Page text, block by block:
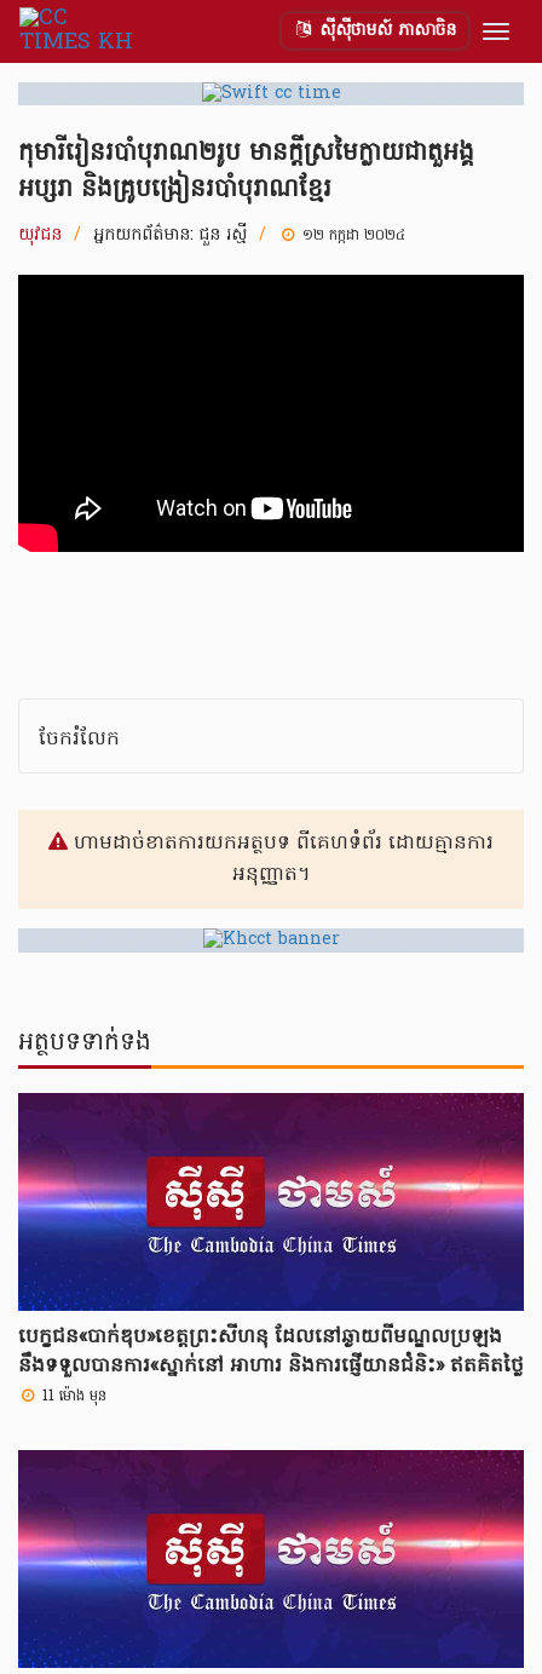
ស៊ីស៊ីថាមស៍ ភាសាចិន
កុមារីរៀនរបាំបុរាណ២រូប មានក្ដីស្រមៃក្លាយជាតួអង្គ
អប្សរា និងគ្រូបង្រៀនរបាំបុរាណខ្មែរ
យុវជន / អ្នកយកព័ត៌មាន: ជួន រស្មី / ១២ កក្កដា ២០២៤
ចែករំលែក
ហាមដាច់ខាតការយកអត្ថបទ ពីគេហទំព័រ ដោយគ្មានការ
អនុញ្ញាត។
អត្ថបទទាក់ទង
បេក្ខជន«បាក់ឌុប»ខេត្តព្រះសីហនុ ដែលនៅឆ្ងាយពីមណ្ឌលប្រឡង
នឹងទទួលបានការ«ស្នាក់នៅ អាហារ និងការផ្ញើយានជំនិះ» ឥតគិតថ្លៃ
11 ម៉ោង មុន